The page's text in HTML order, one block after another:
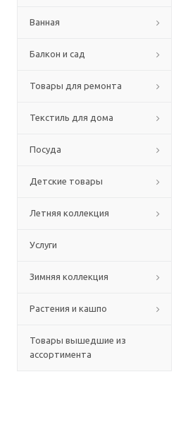
Ванная
Балкон и сад
Товары для ремонта
Текстиль для дома
Посуда
Детские товары
Летняя коллекция
Услуги
Зимняя коллекция
Растения и кашпо
Товары вышедшие из
ассортимента